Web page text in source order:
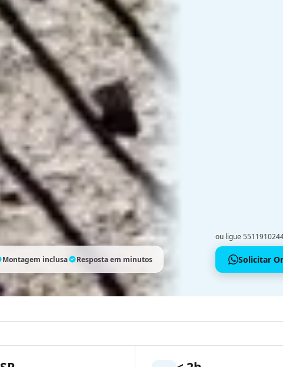
Montagem inclusa Resposta em minutos
ou ligue
Solicitar